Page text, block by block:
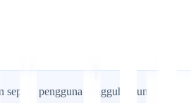
pengguna sungguhan untuk